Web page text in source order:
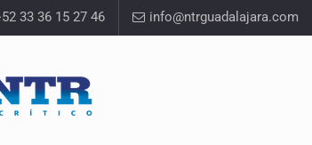
33 36 15 27 46 info@ntrguadalajara.com